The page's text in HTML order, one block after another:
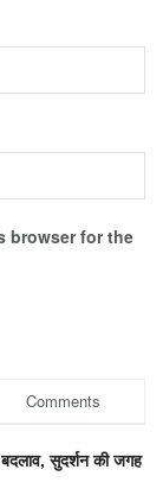
browser for the
Comments
सुदर्शन की जगह